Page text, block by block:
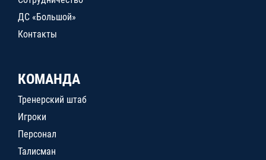
ДС «Большой»
Контакты
КОМАНДА
Тренерский штаб
Игроки
Персонал
Талисман